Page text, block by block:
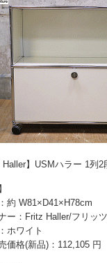
Haller】USMハラー 1列
約 W81×D41×H78cm
ー：Fritz Haller/フリッ
ホワイト
価格(新品)：112,105 円